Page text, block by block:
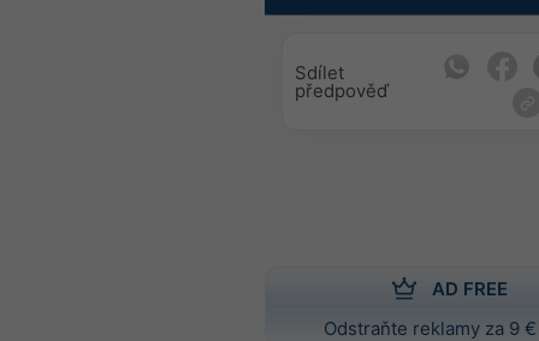
Sdílet
předpověď
AD FREE
Odstraňte reklamy za 9